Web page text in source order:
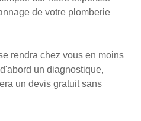
de votre plomberie
rendra chez vous en moins
un diagnostique,
un devis gratuit sans